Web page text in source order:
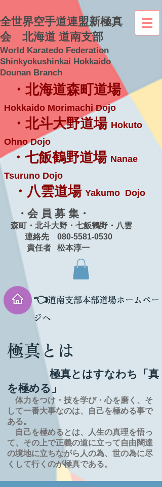
全世界空手道連盟新極真
会 北海道 道南支部
World Karatedo Federation
Shinkyokushinkai Hokkaido
Dounan Branch
・北海道森町道場
Hokkaido Morimachi Dojo
・北斗大野道場 Hokuto
Ohno Dojo
・七飯鶴野道場 Nanae
Tsuruno Dojo
・八雲道場 Yakumo Dojo
・会 員 募 集・
森町・北斗大野・七飯鶴野・八雲
連絡先 080-5581-0530
責任者 松本淳一
👈道南支部本部道場ホームペー
ジへ
極真とは
極真とはすなわち「真
を極める」
体力をつけ・技を学び・心を磨く、そ
して一番大事なのは、自己を極める事で
ある。
自己を極めるとは、
人生の真理を悟っ
て、その上で正義の道に立って自由闊達
の境地に立ちながら人の為、世の為に尽
くして行くのが極真である。